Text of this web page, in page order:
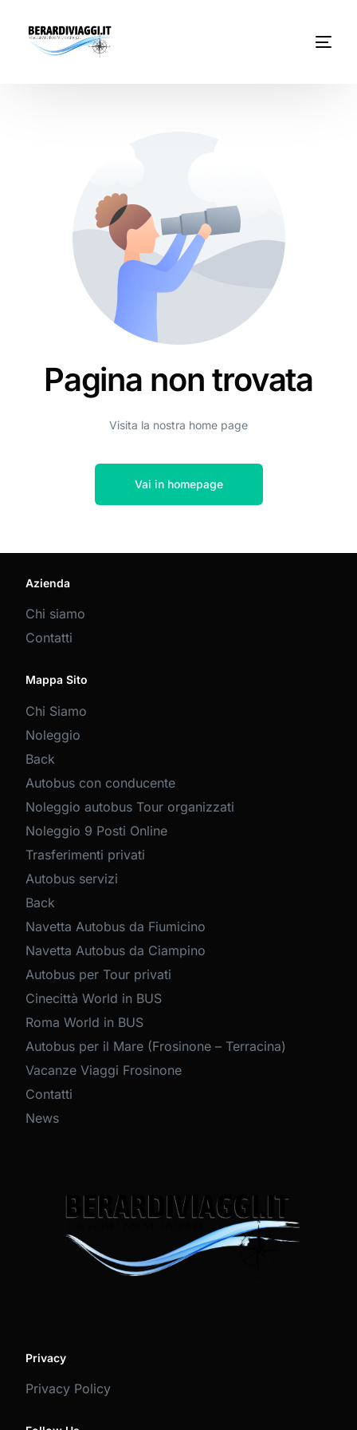
Pagina non trovata
Visita la nostra home page
Vai in homepage
Azienda
Chi siamo
Contatti
Mappa Sito
Chi Siamo
Noleggio
Back
Autobus con conducente
Noleggio autobus Tour organizzati
Noleggio 9 Posti Online
Trasferimenti privati
Autobus servizi
Back
Navetta Autobus da Fiumicino
Navetta Autobus da Ciampino
Autobus per Tour privati
Cinecittà World in BUS
Roma World in BUS
Autobus per il Mare (Frosinone – Terracina)
Vacanze Viaggi Frosinone
Contatti
News
Privacy
Privacy Policy
Autobus servizi
Vacanze Viaggi Frosinone
Contatti